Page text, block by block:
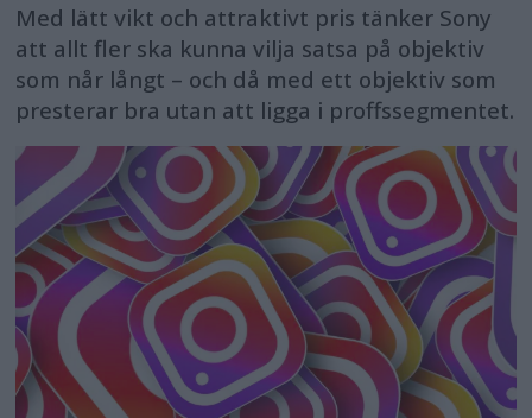
Med lätt vikt och attraktivt pris tänker Sony
att allt fler ska kunna vilja satsa på objektiv
som når långt – och då med ett objektiv som
presterar bra utan att ligga i proffssegmentet.